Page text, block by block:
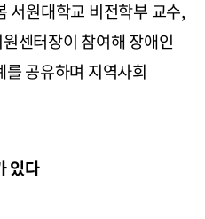
서원대학교 비전학부 교수,
센터장이 참여해 장애인
공유하며 지역사회
있다